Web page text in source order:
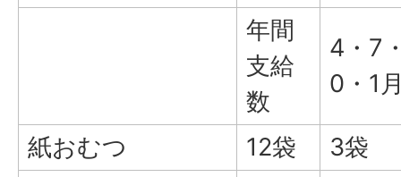
年間
支給
数
4・7
0・1
紙おむつ 12袋
3袋